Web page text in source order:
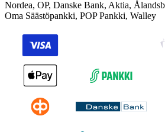
Nordea, OP, Danske Bank, Aktia,
Oma Säästöpankki, POP Pankki, Walley